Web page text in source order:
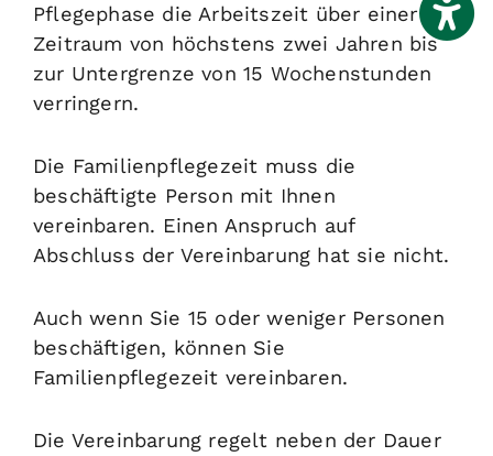
Pflegephase die Arbeitszeit über einen
Zeitraum von höchstens zwei Jahren bis
zur Untergrenze von 15 Wochenstunden
verringern.
Die Familienpflegezeit muss die
beschäftigte Person mit Ihnen
vereinbaren. Einen Anspruch auf
Abschluss der Vereinbarung hat sie nicht.
Auch wenn Sie 15 oder weniger Personen
beschäftigen, können Sie
Familienpflegezeit vereinbaren.
Die Vereinbarung regelt neben der Dauer